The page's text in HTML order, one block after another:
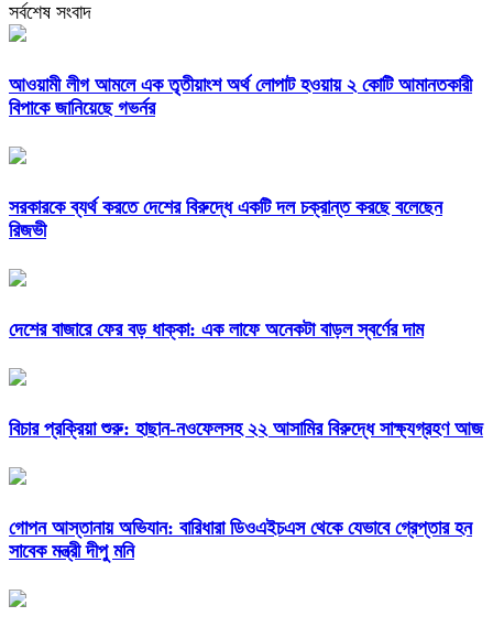
সর্বশেষ সংবাদ
আওয়ামী লীগ আমলে এক তৃতীয়াংশ অর্থ লোপাট হওয়ায় ২ কোটি আমানতকারী
বিপাকে জানিয়েছে গভর্নর
সরকারকে ব্যর্থ করতে দেশের বিরুদ্ধে একটি দল চক্রান্ত করছে বলেছেন
রিজভী
দেশের বাজারে ফের বড় ধাক্কা: এক লাফে অনেকটা বাড়ল স্বর্ণের দাম
বিচার প্রক্রিয়া শুরু: হাছান-নওফেলসহ ২২ আসামির বিরুদ্ধে সাক্ষ্যগ্রহণ আজ
গোপন আস্তানায় অভিযান: বারিধারা ডিওএইচএস থেকে যেভাবে গ্রেপ্তার হন
সাবেক মন্ত্রী দীপু মনি